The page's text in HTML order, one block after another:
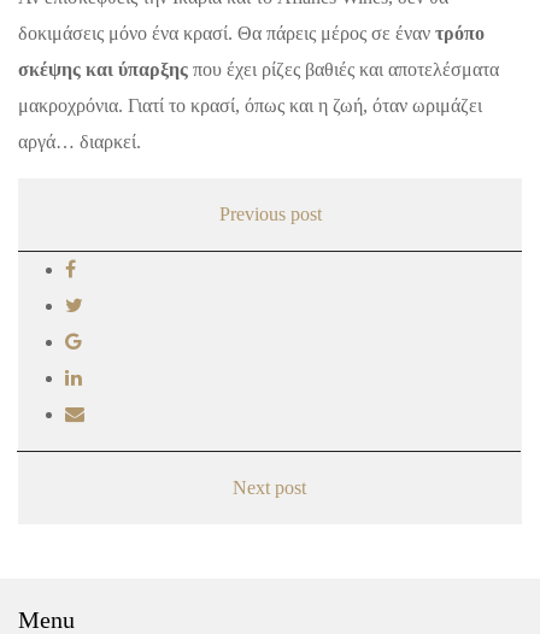
δοκιμάσεις μόνο ένα κρασί. Θα πάρεις μέρος σε έναν τρόπο
σκέψης και ύπαρξης που έχει ρίζες βαθιές και αποτελέσματα
μακροχρόνια. Γιατί το κρασί, όπως και η ζωή, όταν ωριμάζει
αργά… διαρκεί.
Previous post
Next post
Menu